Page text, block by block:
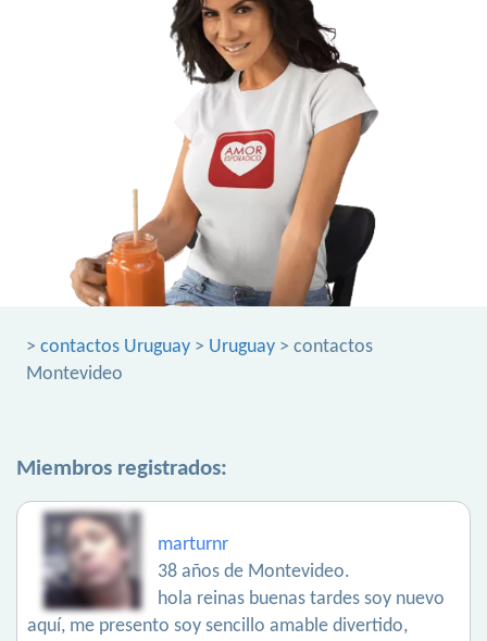
> contactos Uruguay > Uruguay > contactos
Montevideo
Miembros registrados:
marturnr
38 años de Montevideo.
hola reinas buenas tardes soy nuevo
aquí, me presento soy sencillo amable divertido,